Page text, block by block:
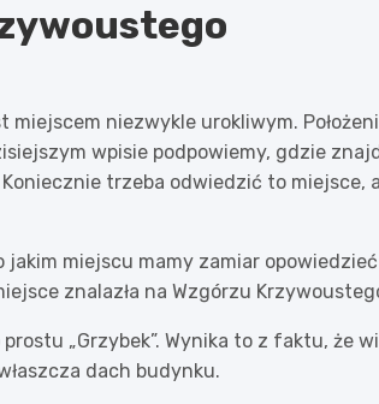
miejscem niezwykle urokliwym.
wpisie podpowiemy, gdzie
trzeba odwiedzić to miejsce,
jakim miejscu mamy zamiar
znalazła na Wzgórzu
„Grzybek”. Wynika to z faktu, że
dach budynku.